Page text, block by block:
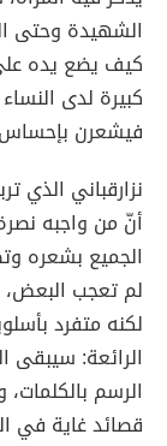
الشهيدة وحتى
كيف يضع يده
كبيرة لدى
فيشعرن بإحساس
نزارقباني
أنّ من واجبه
الجميع بشعره
لم تعجب البعض،
لكنه متفرد
الرائعة:
الرسم
قصائد غاية في